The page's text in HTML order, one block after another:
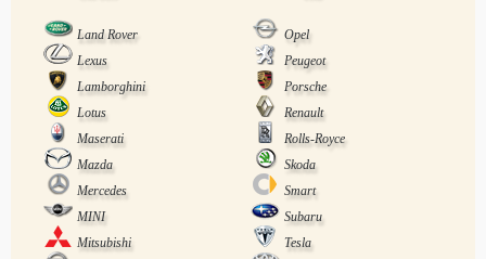
Land Rover
Opel
Lexus
Peugeot
Lamborghini
Porsche
Lotus
Renault
Maserati
Rolls-Royce
Mazda
Skoda
Mercedes
Smart
MINI
Subaru
Mitsubishi
Tesla